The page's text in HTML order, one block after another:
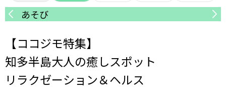
あそび
【ココジモ特集】
知多半島大人の癒しスポット
リラクゼーション＆ヘルス